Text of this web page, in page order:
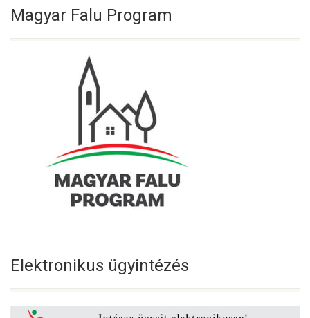
Magyar Falu Program
Elektronikus ügyintézés